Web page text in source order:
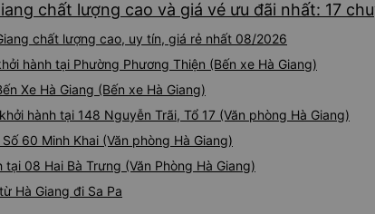
chất lượng cao và giá vé ưu đãi nhất: 17
chất lượng cao, uy tín, giá rẻ nhất 08/2026
hành tại Phường Phương Thiện (Bến xe Hà Giang)
Xe Hà Giang (Bến xe Hà Giang)
hành tại 148 Nguyễn Trãi, Tổ 17 (Văn phòng Hà Giang)
60 Minh Khai (Văn phòng Hà Giang)
08 Hai Bà Trưng (Văn Phòng Hà Giang)
Hà Giang đi Sa Pa